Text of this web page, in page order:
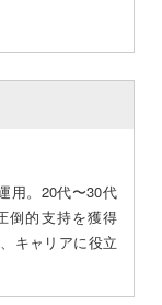
用。20代〜30代
倒的支持を獲得
キャリアに役立